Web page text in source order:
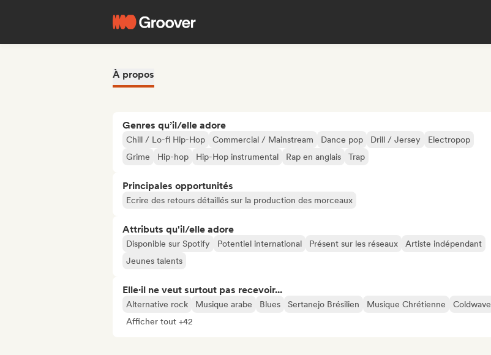
À propos
Genres qu’il/elle adore
Chill / Lo-fi Hip-Hop Commercial / Mainstream Dance pop Drill / Jersey
Electropop
Grime
Hip-hop Hip-Hop instrumental Rap en anglais Trap
Principales opportunités
Ecrire des retours détaillés sur la production des morceaux
Attributs qu'il/elle adore
Disponible sur Spotify Potentiel international Présent sur les réseaux
Artiste indépendant
Jeunes talents
Elle·il ne veut surtout pas recevoir...
Alternative rock Musique arabe Blues Sertanejo Brésilien Musique Chrétienne
Coldwave
Afficher tout +42